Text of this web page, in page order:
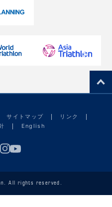
サイトマップ
リンク
English
All rights reserved.